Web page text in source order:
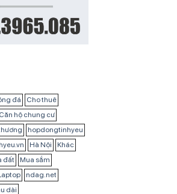
đá
Cho thuê
Căn hộ chung cư
hopdongtinhyeu
Hà Nội
Khác
đất
Mua sắm
ndag.net
dài